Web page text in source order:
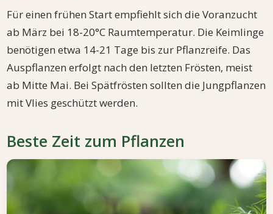
Für einen frühen Start empfiehlt sich die Voranzucht
ab März bei 18-20°C Raumtemperatur. Die Keimlinge
benötigen etwa 14-21 Tage bis zur Pflanzreife. Das
Auspflanzen erfolgt nach den letzten Frösten, meist
ab Mitte Mai. Bei Spätfrösten sollten die Jungpflanzen
mit Vlies geschützt werden.
Beste Zeit zum Pflanzen